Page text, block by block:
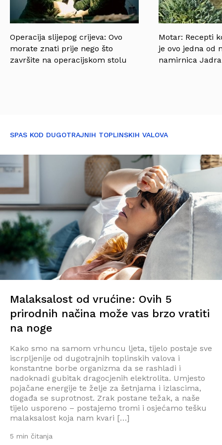
Operacija slijepog crijeva: Ovo
morate znati prije nego što
završite na operacijskom stolu
Motar: Recepti
je ovo jedna od
namirnica
SPAS KOD DUGOTRAJNIH TOPLINSKIH VALOVA
Malaksalost od vrućine: Ovih 5
prirodnih načina može vas brzo vratiti
na noge
Kako smo na samom vrhuncu ljeta, tijelo postaje sve
iscrpljenije od dugotrajnih toplinskih valova i
konstantne borbe organizma da se rashladi i
nadoknadi gubitak dragocjenih elektrolita. Umjesto
pojačane energije te želje za šetnjama i izlascima,
događa se suprotnost. Zrak postane težak, a naše
tijelo usporeno – postajemo tromi i osjećamo tešku
malaksalost koja nam kvari […]
5 min čitanja